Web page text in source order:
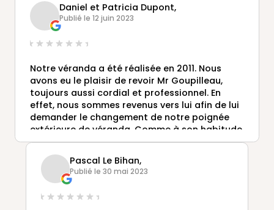
Daniel et Patricia Dupont,
Publié le 12 juin 2023
Notre véranda a été réalisée en 2011. Nous
avons eu le plaisir de revoir Mr Goupilleau,
toujours aussi cordial et professionnel. En
effet, nous sommes revenus vers lui afin de lui
demander le changement de notre poignée
extérieure de véranda. Comme à son habitude,
il fut réactif et nous avons eu notre poignée
(dans de très brefs délais) qu'il est venu nous
remettre en mains propres. Les vérandas
RIDEAU sont d'un bon rapport qualité/prix.
Nous les conseillons donc pour votre choix de
véranda.
Pascal Le Bihan,
Publié le 30 mai 2023